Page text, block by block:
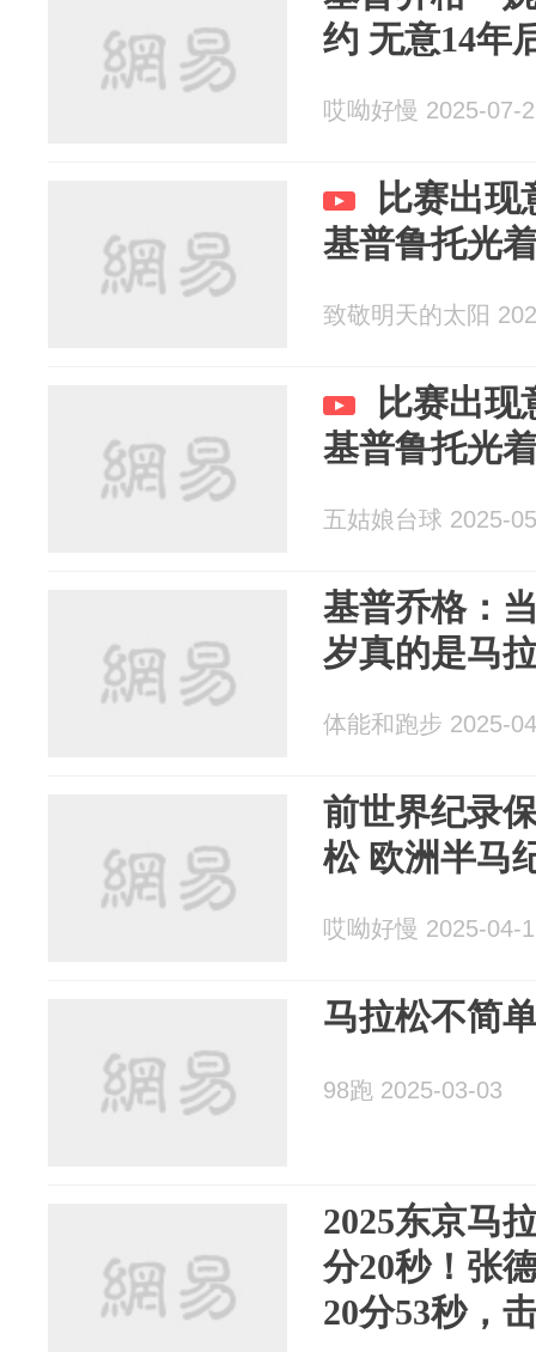
约 无意14年
哎呦好慢 2025-07-
比赛出现
基普鲁托光
致敬明天的太阳
比赛出现
基普鲁托光
五姑娘台球 2025-
基普乔格：
岁真的是马
体能和跑步 2025-
前世界纪录
松 欧洲半马
哎呦好慢 2025-04-
马拉松不简
98跑 2025-03-03
2025东京马
分20秒！张
20分53秒，